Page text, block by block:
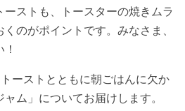
ーストも、トースターの焼きムラ
のがポイントです。みなさま、
ーストとともに朝ごはんに欠か
ム」についてお届けします。